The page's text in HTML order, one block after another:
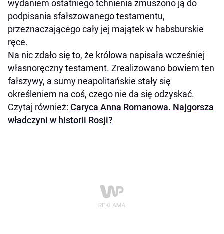
wydaniem ostatniego tchnienia zmuszono ją do
podpisania sfałszowanego testamentu,
przeznaczającego cały jej majątek w habsburskie
ręce.
Na nic zdało się to, że królowa napisała wcześniej
własnoręczny testament. Zrealizowano bowiem ten
fałszywy, a sumy neapolitańskie stały się
określeniem na coś, czego nie da się odzyskać.
Czytaj również: Caryca Anna Romanowa. Najgorsza
władczyni w historii Rosji?